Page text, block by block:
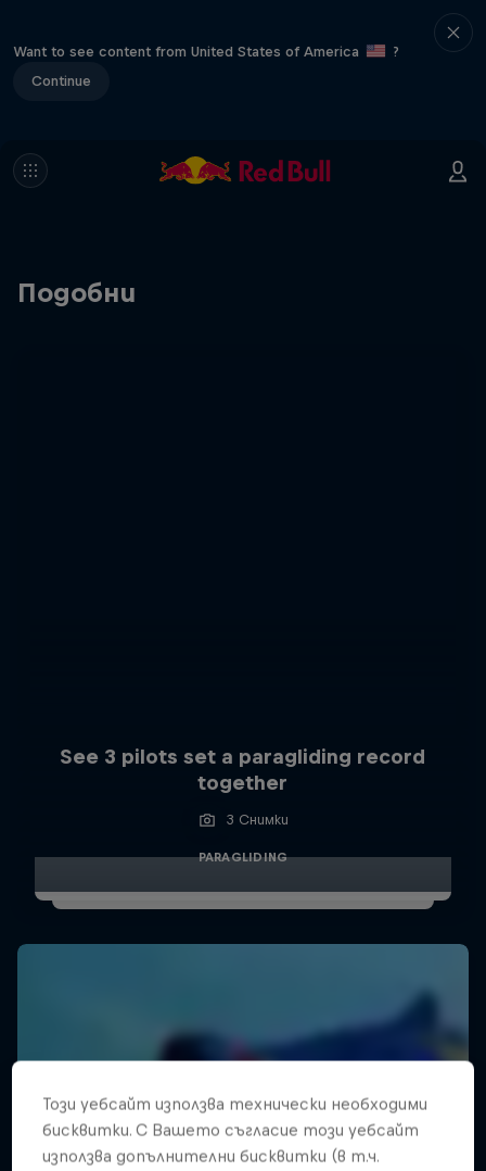
Want to see content from United States of America
?
Continue
Подобни
See 3 pilots set a paragliding record
together
3 Снимки
PARAGLIDING
Този уебсайт използва технически необходими
бисквитки. С Вашето съгласие този уебсайт
използва допълнителни бисквитки (в т.ч.